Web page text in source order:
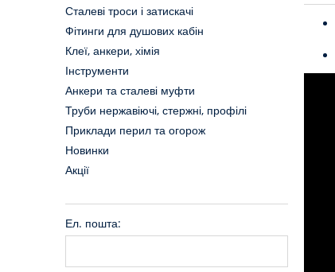
Сталеві троси і затискачі
Фітинги для душових кабін
Клеї, анкери, хімія
Інструменти
Анкери та сталеві муфти
Труби нержавіючі, стержні, профілі
Приклади перил та огорож
Новинки
Акції
Ел. пошта: